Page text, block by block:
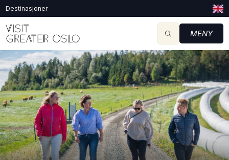
Destinasjoner
MENY